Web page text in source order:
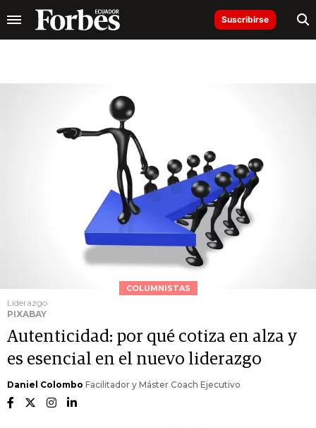
Suscribirse
COLUMNISTAS
Liderazgo
PIXABAY
Autenticidad: por qué cotiza en alza y
es esencial en el nuevo liderazgo
Daniel Colombo Facilitador y Máster Coach Ejecutivo